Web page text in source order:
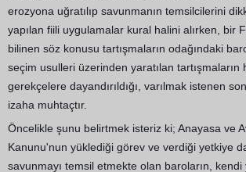
erozyona uğratılıp savunmanın temsilcilerini
yapılan fiili uygulamalar kural halini alırken, bir
bilinen söz konusu tartışmaların odağındaki
seçim usulleri üzerinden yaratılan
gerekçelere dayandırıldığı, varılmak istenen
izaha muhtaçtır.
Öncelikle şunu belirtmek isteriz ki; Anayasa ve
Kanunu'nun yüklediği görev ve verdiği yetkiye
savunmayı temsil etmekte olan baroların, kendi